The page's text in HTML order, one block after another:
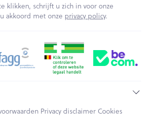
klikken, schrijft u zich in voor onze
akkoord met onze privacy policy.
Privacy disclaimer Cookies